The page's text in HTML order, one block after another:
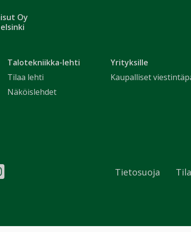
Oy
Talotekniikka-lehti
Tilaa lehti
Näköislehdet
Yrityksille
Kaupalliset
Tietosuoja